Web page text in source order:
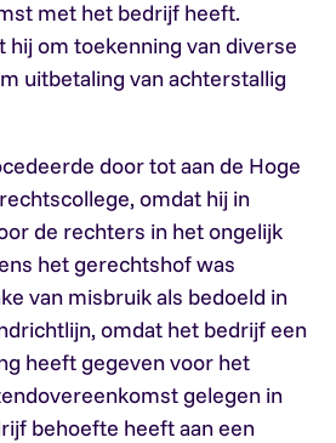
met het bedrijf heeft.
hij om toekenning van diverse
uitbetaling van achterstallig
door tot aan de Hoge
omdat hij in
de rechters in het ongelijk
het gerechtshof was
van misbruik als bedoeld in
omdat het bedrijf een
heeft gegeven voor het
gelegen in
behoefte heeft aan een